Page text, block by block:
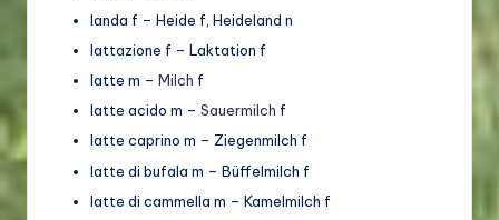
landa f – Heide f, Heideland n
lattazione f – Laktation f
latte m – Milch f
latte acido m – Sauermilch f
latte caprino m – Ziegenmilch f
latte di bufala m – Büffelmilch f
latte di cammella m – Kamelmilch f